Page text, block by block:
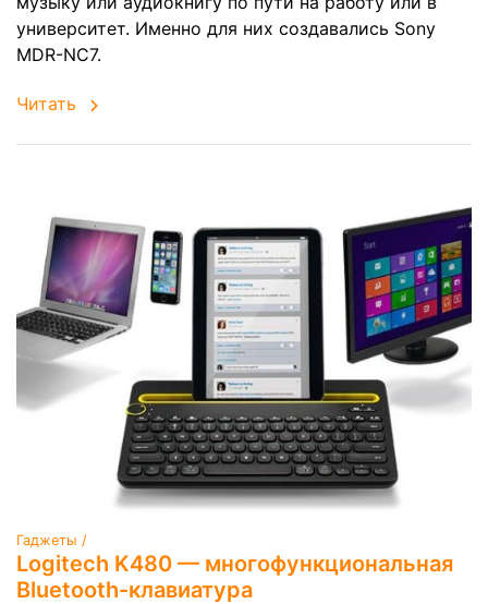
университет. Именно для них создавались Sony
MDR-NC7.
Читать
Гаджеты /
Logitech K480 — многофункциональная
Bluetooth-клавиатура